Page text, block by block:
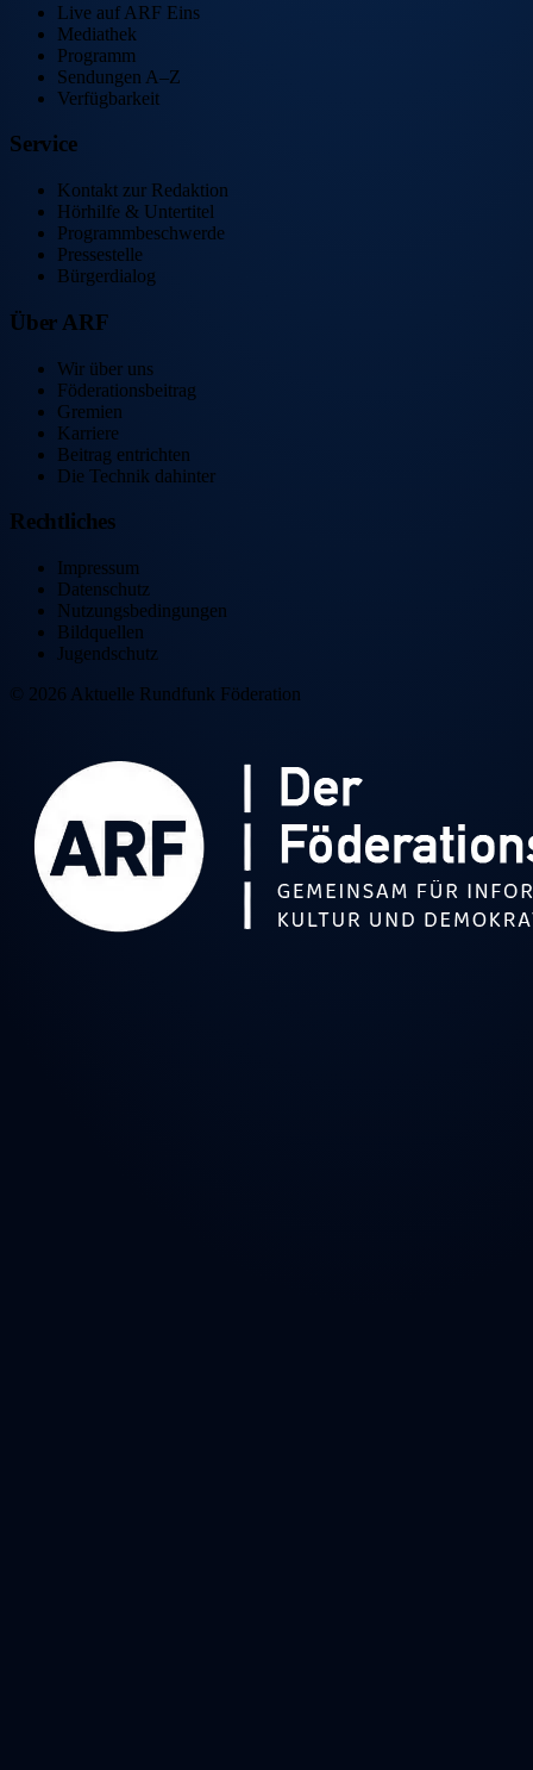
Live auf ARF Eins
Mediathek
Programm
Sendungen A–Z
Verfügbarkeit
Service
Kontakt zur Redaktion
Hörhilfe & Untertitel
Programmbeschwerde
Pressestelle
Bürgerdialog
Über ARF
Wir über uns
Föderationsbeitrag
Gremien
Karriere
Beitrag entrichten
Die Technik dahinter
Rechtliches
Impressum
Datenschutz
Nutzungsbedingungen
Bildquellen
Jugendschutz
© 2026 Aktuelle Rundfunk Föderation